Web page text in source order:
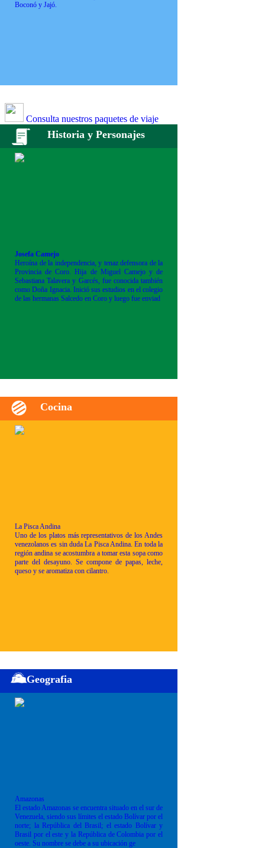
Boconó y Jajó.
Consulta nuestros paquetes de viaje
Historia y Personajes
Josefa Camejo
Heroína de la independencia, y tenaz defensora de la
Provincia de Coro. Hija de Miguel Camejo y de
Sebastiana Talavera y Garcés, fue conocida también
como Doña Ignacia. Inició sus estudios en el colegio
de las hermanas Salcedo en Coro y luego fue enviad
Cocina
La Pisca Andina
Uno de los platos más representativos de los Andes
venezolanos es sin duda La Pisca Andina. En toda la
región andina se acostumbra a tomar esta sopa como
parte del desayuno. Se compone de papas, leche,
queso y se aromatiza con cilantro.
Geografia
Amazonas
El estado Amazonas se encuentra situado en el sur de
Venezuela, siendo sus límites el estado Bolívar por el
norte; la República del Brasil; el estado Bolívar y
Brasil por el este y la República de Colombia por el
oeste. Su nombre se debe a su ubicación ge